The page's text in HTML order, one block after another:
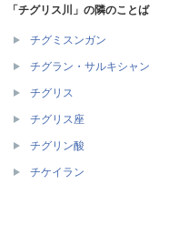
「チグリス川」の隣のことば
チグミスンガン
チグラン・サルキシャン
チグリス
チグリス座
チグリン酸
チケイラン